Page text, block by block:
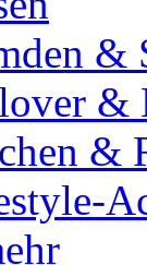
&
&
&